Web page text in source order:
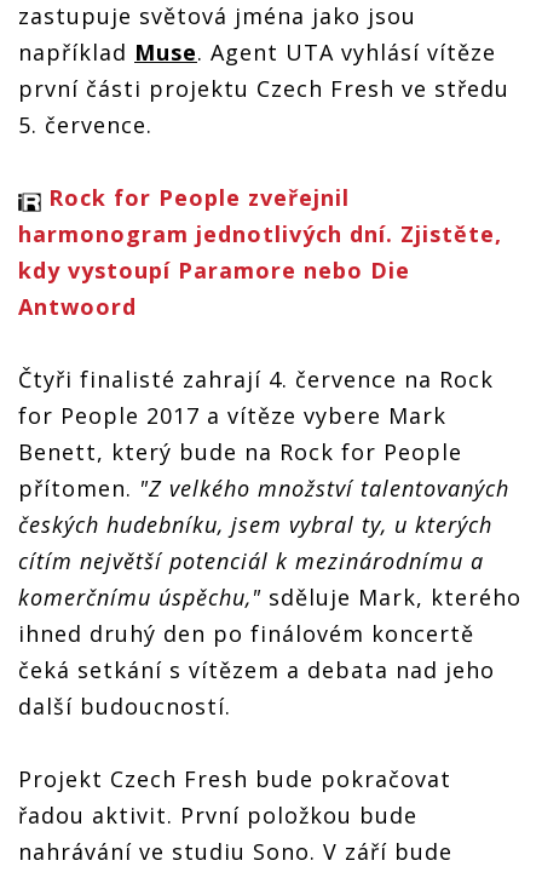
zastupuje světová jména jako jsou
například Muse. Agent UTA vyhlásí vítěze
první části projektu Czech Fresh ve středu
5. července.
Rock for People zveřejnil
harmonogram jednotlivých dní. Zjistěte,
kdy vystoupí Paramore nebo Die
Antwoord
Čtyři finalisté zahrají 4. července na Rock
for People 2017 a vítěze vybere Mark
Benett, který bude na Rock for People
přítomen. "Z velkého množství talentovaných
českých hudebníku, jsem vybral ty, u kterých
cítím největší potenciál k mezinárodnímu a
komerčnímu úspěchu," sděluje Mark, kterého
ihned druhý den po finálovém koncertě
čeká setkání s vítězem a debata nad jeho
další budoucností.
Projekt Czech Fresh bude pokračovat
řadou aktivit. První položkou bude
nahrávání ve studiu Sono. V září bude